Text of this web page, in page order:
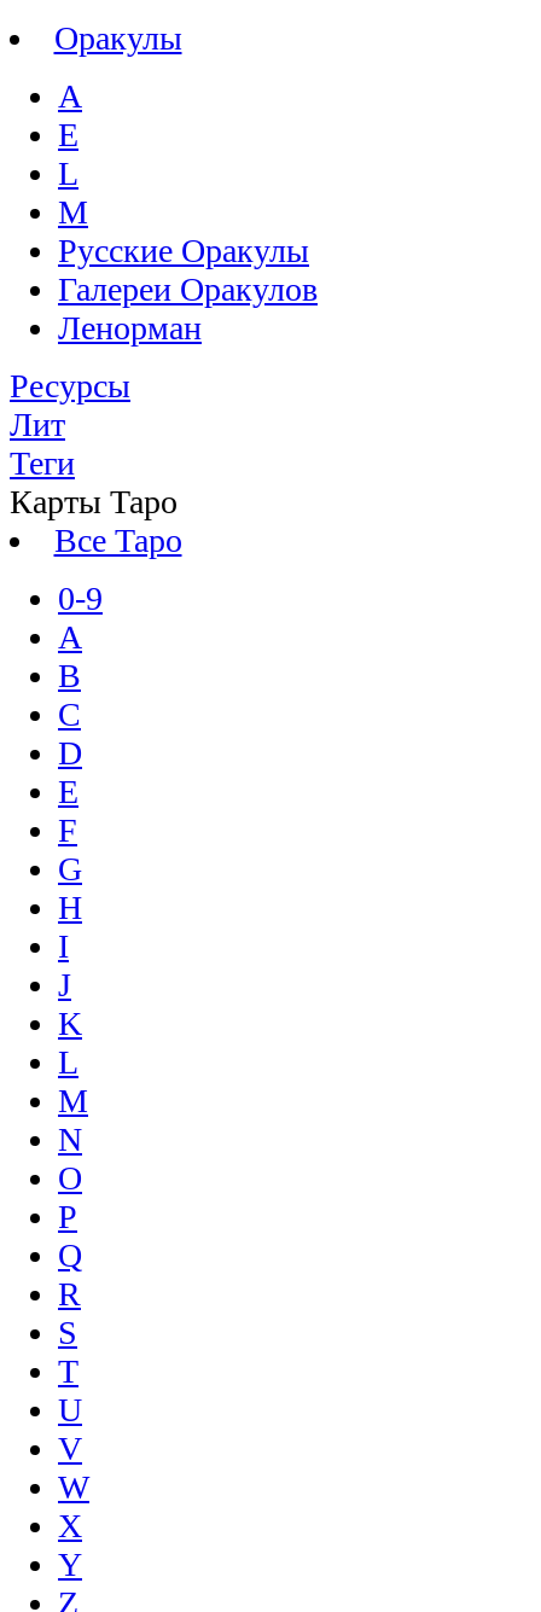
Оракулы
A
E
L
M
Русские Оракулы
Галереи Оракулов
Ленорман
Ресурсы
Лит
Теги
Карты Таро
Все Таро
0-9
A
B
C
D
E
F
G
H
I
J
K
L
M
N
O
P
Q
R
S
T
U
V
W
X
Y
Z